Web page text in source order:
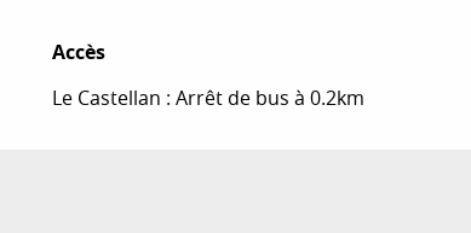
Accès
Accès
Le Castellan : Arrêt de bus à 0.2km